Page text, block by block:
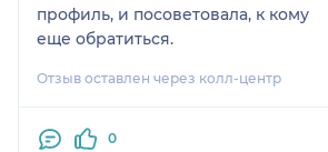
профиль, и посоветовала, к кому
еще обратиться.
Отзыв оставлен через колл-центр
0